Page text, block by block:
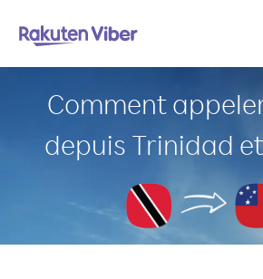
Comment
depuis Trinidad